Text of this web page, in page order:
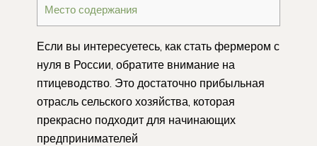
Место содержания
Если вы интересуетесь, как стать фермером с
нуля в России, обратите внимание на
птицеводство. Это достаточно прибыльная
отрасль сельского хозяйства, которая
прекрасно подходит для начинающих
предпринимателей